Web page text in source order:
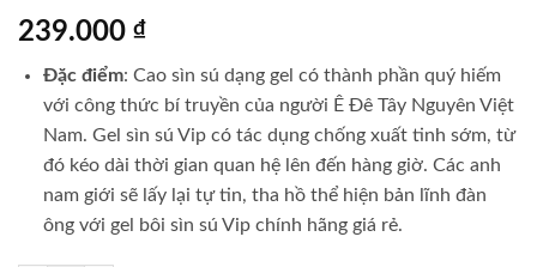
239.000 ₫
Đặc điểm: Cao sìn sú dạng gel có thành phần quý hiếm
với công thức bí truyền của người Ê Đê Tây Nguyên Việt
Nam. Gel sìn sú Vip có tác dụng chống xuất tinh sớm, từ
đó kéo dài thời gian quan hệ lên đến hàng giờ. Các anh
nam giới sẽ lấy lại tự tin, tha hồ thể hiện bản lĩnh đàn
ông với gel bôi sìn sú Vip chính hãng giá rẻ.